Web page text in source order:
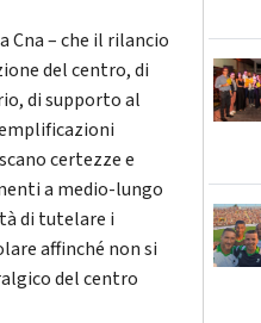
Cna – che il rilancio
del centro, di
di supporto al
certezze e
a medio-lungo
di tutelare i
affinché non si
del centro